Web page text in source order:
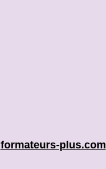
formateurs-plus.com